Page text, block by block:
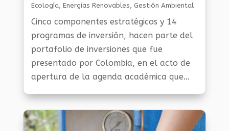
Ecología Energías Renovables Gestión Ambiental
Al Día, Planeta Verde
Cinco componentes estratégicos y 14
programas de inversión, hacen parte del
portafolio de inversiones que fue
presentado por Colombia, en el acto de
apertura de la agenda académica que